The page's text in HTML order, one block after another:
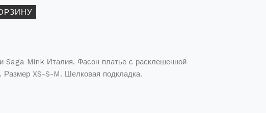
Saga Mink Италия. Фасон платье с расклешенной
Размер XS-S-M. Шелковая подкладка.